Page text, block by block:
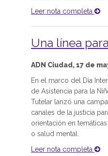
Leer nota completa
Una línea
ADN Ciudad, 17 de
En el marco del Día
de Asistencia para la
Tutelar lanzó una
canales de la justicia
orientación en
o salud mental.
Leer nota completa